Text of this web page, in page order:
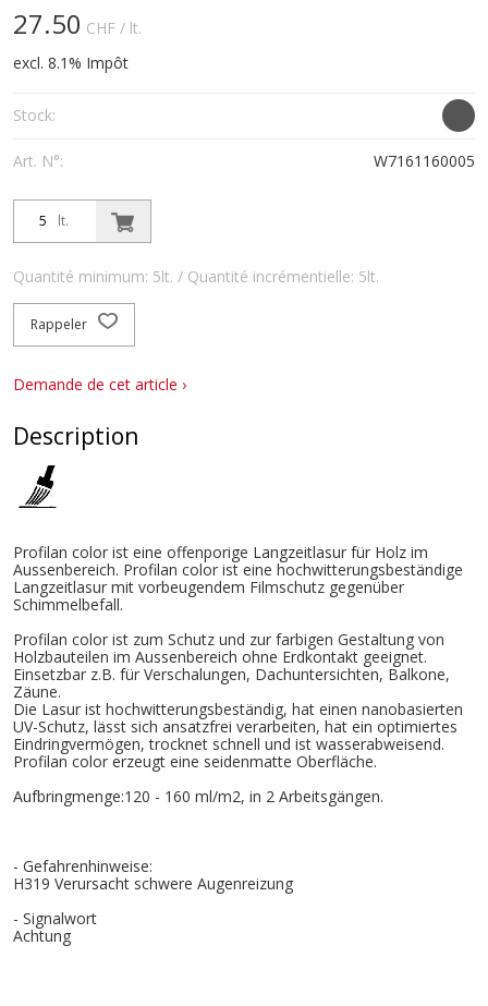
27.50 CHF / lt.
excl. 8.1% Impôt
Stock:
Art. N°: W7161160005
lt.
Quantité minimum: 5lt. / Quantité incrémentielle: 5lt.
Rappeler
Demande de cet article ›
Description
Profilan color ist eine offenporige Langzeitlasur für Holz im
Aussenbereich. Profilan color ist eine hochwitterungsbeständige
Langzeitlasur mit vorbeugendem Filmschutz gegenüber
Schimmelbefall.
Profilan color ist zum Schutz und zur farbigen Gestaltung von
Holzbauteilen im Aussenbereich ohne Erdkontakt geeignet.
Einsetzbar z.B. für Verschalungen, Dachuntersichten, Balkone,
Zäune.
Die Lasur ist hochwitterungsbeständig, hat einen nanobasierten
UV-Schutz, lässt sich ansatzfrei verarbeiten, hat ein optimiertes
Eindringvermögen, trocknet schnell und ist wasserabweisend.
Profilan color erzeugt eine seidenmatte Oberfläche.
Aufbringmenge:120 - 160 ml/m2, in 2 Arbeitsgängen.
- Gefahrenhinweise:
H319 Verursacht schwere Augenreizung
- Signalwort
Achtung